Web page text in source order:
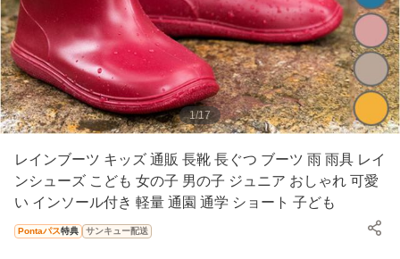
1/17
レインブーツ キッズ 通販 長靴 長ぐつ ブーツ 雨 雨具 レイ
ンシューズ こども 女の子 男の子 ジュニア おしゃれ 可愛
い インソール付き 軽量 通園 通学 ショート 子ども
Pontaパス特典 サンキュー配送